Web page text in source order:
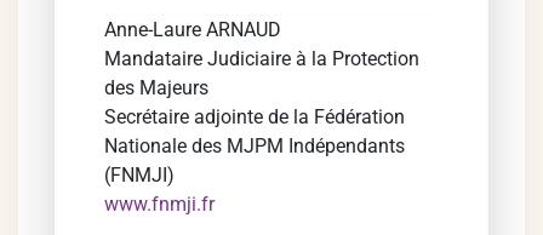
Anne-Laure ARNAUD
Mandataire Judiciaire à la Protection
des Majeurs
Secrétaire adjointe de la Fédération
Nationale des MJPM Indépendants
(FNMJI)
www.fnmji.fr